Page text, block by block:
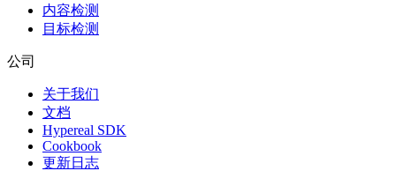
内容检测
目标检测
公司
关于我们
文档
Hypereal SDK
Cookbook
更新日志